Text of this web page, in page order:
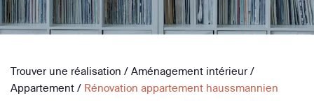
Trouver une réalisation / Aménagement intérieur /
Appartement / Rénovation appartement haussmannien